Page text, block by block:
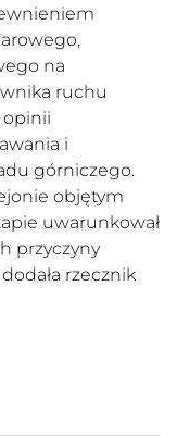
na
ruchu
opinii
i
górniczego.
objętym
uwarunkował
przyczyny
rzecznik